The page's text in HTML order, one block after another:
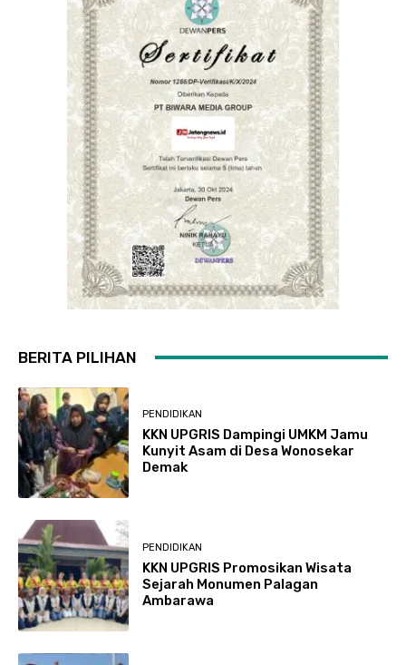
BERITA PILIHAN
PENDIDIKAN
KKN UPGRIS Dampingi UMKM Jamu
Kunyit Asam di Desa Wonosekar
Demak
PENDIDIKAN
KKN UPGRIS Promosikan Wisata
Sejarah Monumen Palagan
Ambarawa